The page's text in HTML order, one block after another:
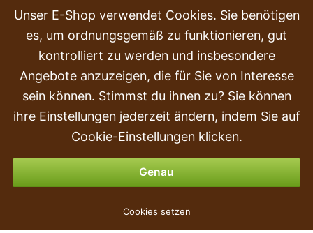
HÄUFIG GESTELLTE FRAGEN
Beschwerden
Transport und Lieferung
Kauf
Rückgabe & Erstattung
Zahlungsmöglichkeiten
Unser E-Shop verwendet Cookies. Sie benötigen
es, um ordnungsgemäß zu funktionieren, gut
kontrolliert zu werden und insbesondere
Angebote anzuzeigen, die für Sie von Interesse
sein können. Stimmst du ihnen zu? Sie können
ihre Einstellungen jederzeit ändern, indem Sie auf
Cookie-Einstellungen klicken.
Genau
Cookies setzen